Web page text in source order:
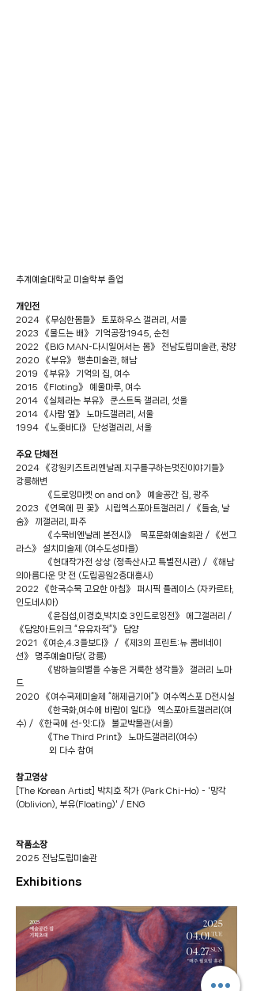
추계예술대학교 미술학부 졸업
개인전
2024 《무심한몸들》 토포하우스 갤러리, 서울
2023 《물드는 배》 기억공장1945, 순천
2022 《BIG MAN-다시일어서는 몸》 전남도립미술관, 광양
2020 《부유》 행촌미술관, 해남
2019 《부유》 기억의 집, 여수
2015 《Floting》 예울마루, 여수
2014 《실체라는 부유》 쿤스트독 갤러리, 섯울
2014 《사람 옆》 노마드갤러리, 서울
1994 《노좆바다》 단성갤러리, 서울
주요 단체전
2024 《강원키즈트리엔날레.지구를구하는멋진이야기들》
강릉해변
《드로잉마켓 on and on》 예술공간 집, 광주
2023 《연옥에 핀 꽃》 시립엑스포아트갤러리 / 《들숨, 날
숨》 끼갤러리, 파주
《수묵비엔날레 본전시》 목포문화예술회관 / 《썬그
라스》 설치미술제 (여수도성마을)
《현대작가전 상상 (정족산사고 특별전시관) / 《해남
의아름다운 맛 전 (도립공원2층대흥사)
2022 《한국수묵 고요한 아침》 퍼시픽 플레이스 (자카르타,
인도네시아)
《윤집섭,이경호,박치호 3인드로잉전》 에그갤러리 /
《담양아트위크 “유유자적”》 담양
2021 《여순,4.3을보다》 / 《제3의 프린트:뉴 콤비네이
션》 명주예술마당( 강릉)
《밤하늘의별을 수놓은 거룩한 생각들》 갤러리 노마
드
2020 《여수국제미술제 “해제금기어”》여수엑스포 D전시실
《한국화,여수에 바람이 일다》 엑스포아트갤러리(여
수) / 《한국에 선-잇:다》 불교박물관(서울)
《The Third Print》 노마드갤러리(여수)
외 다수 참여
참고영상
[The Korean Artist] 박치호 작가 (Park Chi-Ho) - '망각
(Oblivion), 부유(Floating)' / ENG
작품소장
2025 전남도립미술관
Exhibitions